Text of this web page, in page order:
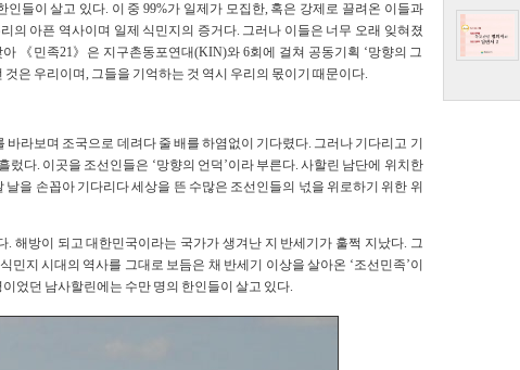
인들이 살고 있다. 이 중 99%가 일제가 모집한, 혹은 강제로 끌려온 이들과
의 아픈 역사이며 일제 식민지의 증거다. 그러나 이들은 너무 오래 잊혀졌
《민족21》은 지구촌동포연대(KIN)와 6회에 걸쳐 공동기획 ‘망향의 그
은 우리이며, 그들을 기억하는 것 역시 우리의 몫이기 때문이다.
라보며 조국으로 데려다 줄 배를 하염없이 기다렸다. 그러나 기다리고 기
렀다. 이곳을 조선인들은 ‘망향의 언덕’이라 부른다. 사할린 남단에 위치한
을 손꼽아 기다리다 세상을 뜬 수많은 조선인들의 넋을 위로하기 위한 위
. 해방이 되고 대한민국이라는 국가가 생겨난 지 반세기가 훌쩍 지났다. 그
민지 시대의 역사를 그대로 보듬은 채 반세기 이상을 살아온 ‘조선민족’이
었던 남사할린에는 수만 명의 한인들이 살고 있다.